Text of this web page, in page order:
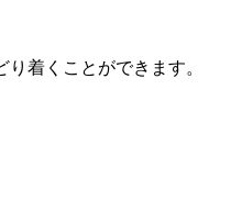
着くことができます。